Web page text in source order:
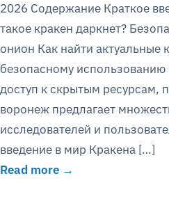
2026 Содержание Краткое
такое кракен даркнет?
онион Как найти актуальные
безопасному
доступ к скрытым ресурсам,
воронеж предлагает
исследователей и
введение в мир Кракена […]
Read more →